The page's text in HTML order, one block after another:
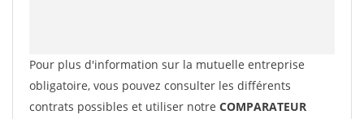
Pour plus d'information sur la mutuelle entreprise
obligatoire, vous pouvez consulter les différents
contrats possibles et utiliser notre COMPARATEUR